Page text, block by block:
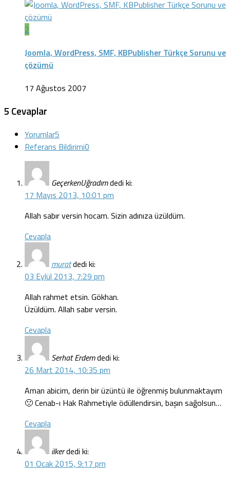
2
Joomla, WordPress, SMF, KBPublisher Türkçe Sorunu ve
çözümü
17 Ağustos 2007
5 Cevaplar
Yorumlar5
Referans Bildirimi0
GeçerkenUğradımdedi ki:
17 Mayıs 2013, 10:01 pm
Allah sabır versin hocam. Sizin adınıza üzüldüm.
Cevapla
muratdedi ki:
03 Eylül 2013, 7:29 pm
Allah rahmet etsin. Gökhan.
Üzüldüm. Allah sabır versin.
Cevapla
Serhat Erdemdedi ki:
26 Mart 2014, 10:35 pm
Aman abicim, derin bir üzüntü ile öğrenmiş bulunmaktayım
🙁 Cenab-ı Hak Rahmetiyle ödüllendirsin, başın sağolsun…
Cevapla
ilkerdedi ki:
01 Ocak 2015, 9:17 pm